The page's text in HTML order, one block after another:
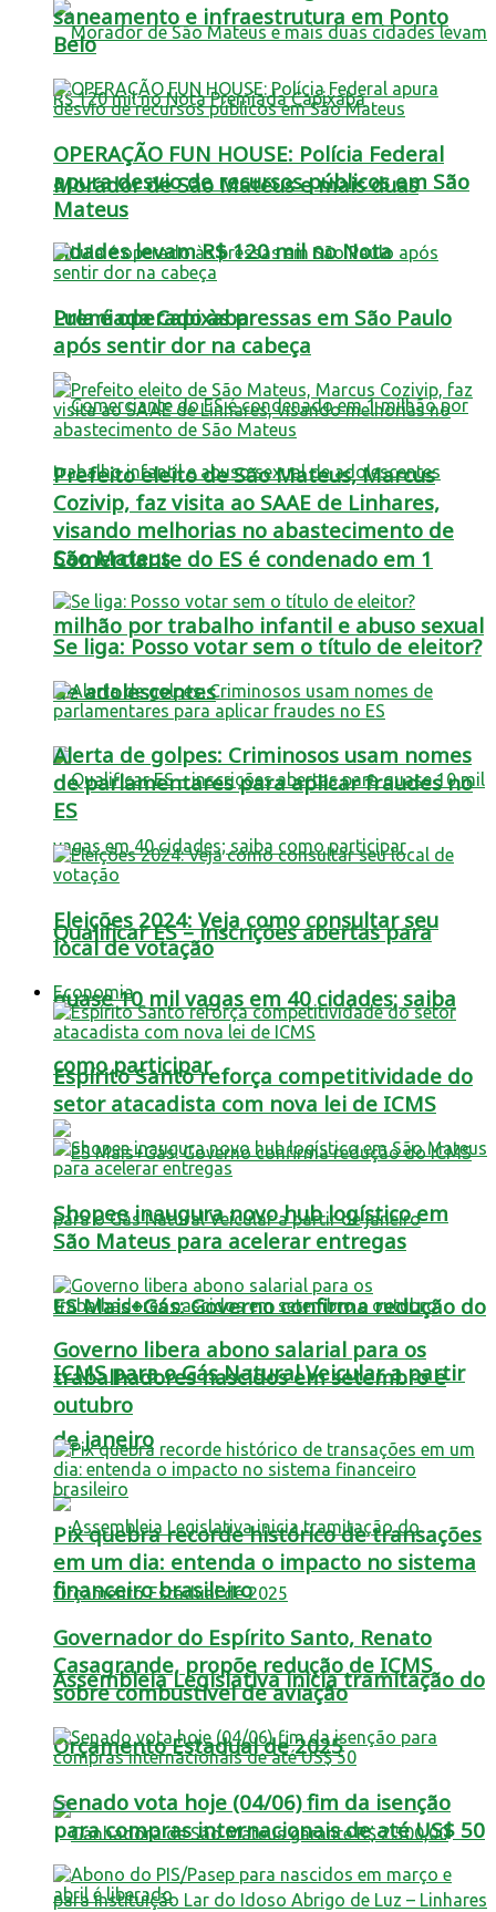
Morador de São Mateus e mais duas
cidades levam R$ 120 mil no Nota
Premiada Capixaba
Comerciante do ES é condenado em 1
milhão por trabalho infantil e abuso sexual
de adolescentes
Qualificar ES – inscrições abertas para
quase 10 mil vagas em 40 cidades; saiba
como participar
ES Mais+Gás: Governo confirma redução do
ICMS para o Gás Natural Veicular a partir
de janeiro
Assembleia Legislativa inicia tramitação do
Orçamento Estadual de 2025
saneamento e infraestrutura em Ponto
Belo
OPERAÇÃO FUN HOUSE: Polícia Federal
apura desvio de recursos públicos em São
Mateus
Lula é operado às pressas em São Paulo
após sentir dor na cabeça
Prefeito eleito de São Mateus, Marcus
Cozivip, faz visita ao SAAE de Linhares,
visando melhorias no abastecimento de
São Mateus
Se liga: Posso votar sem o título de eleitor?
Alerta de golpes: Criminosos usam nomes
de parlamentares para aplicar fraudes no
ES
Eleições 2024: Veja como consultar seu
local de votação
Economia
Espírito Santo reforça competitividade do
setor atacadista com nova lei de ICMS
Shopee inaugura novo hub logístico em
São Mateus para acelerar entregas
Governo libera abono salarial para os
trabalhadores nascidos em setembro e
outubro
Pix quebra recorde histórico de transações
em um dia: entenda o impacto no sistema
financeiro brasileiro
Governador do Espírito Santo, Renato
Casagrande, propõe redução de ICMS
sobre combustível de aviação
Senado vota hoje (04/06) fim da isenção
para compras internacionais de até US$ 50